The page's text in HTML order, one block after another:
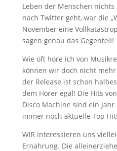
Leben der Menschen
nach Twitter geht, war die
November eine
sagen genau das Gegenteil!
Wie oft höre ich von
können wir doch nicht
der Release ist schon
dem Hörer egal! Die Hits
Disco Machine sind ein
immer noch aktuelle Top
WIR interessieren uns
Ernährung. Die